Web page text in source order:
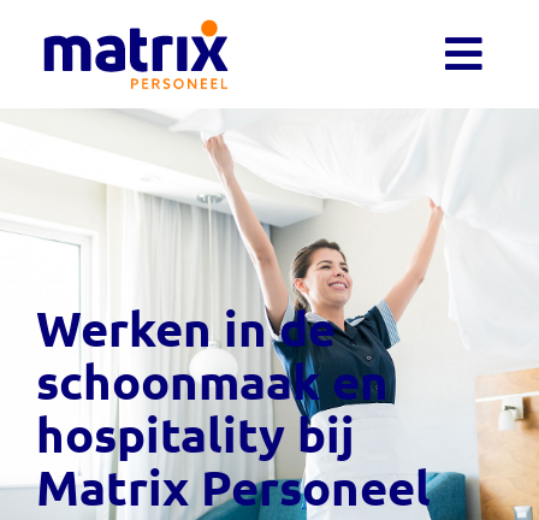
Werken in de
schoonmaak en
hospitality bij
Matrix Personeel